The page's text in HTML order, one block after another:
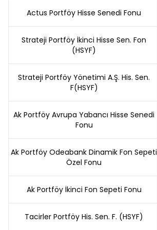
Actus Portföy Hisse Senedi Fonu
Strateji Portföy İkinci Hisse Sen. Fon
(HSYF)
Strateji Portföy Yönetimi A.Ş. His. Sen.
F(HSYF)
Ak Portföy Avrupa Yabancı Hisse Senedi
Fonu
Ak Portföy Odeabank Dinamik Fon Sepeti
Özel Fonu
Ak Portföy İkinci Fon Sepeti Fonu
Tacirler Portföy His. Sen. F. (HSYF)